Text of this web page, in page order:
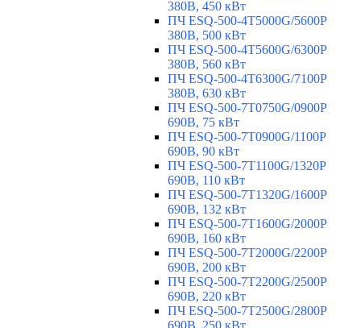
380В, 450 кВт
ПЧ ESQ-500-4T5000G/5600P
380В, 500 кВт
ПЧ ESQ-500-4T5600G/6300P
380В, 560 кВт
ПЧ ESQ-500-4T6300G/7100P
380В, 630 кВт
ПЧ ESQ-500-7T0750G/0900P
690В, 75 кВт
ПЧ ESQ-500-7T0900G/1100P
690В, 90 кВт
ПЧ ESQ-500-7T1100G/1320P
690В, 110 кВт
ПЧ ESQ-500-7T1320G/1600P
690В, 132 кВт
ПЧ ESQ-500-7T1600G/2000P
690В, 160 кВт
ПЧ ESQ-500-7T2000G/2200P
690В, 200 кВт
ПЧ ESQ-500-7T2200G/2500P
690В, 220 кВт
ПЧ ESQ-500-7T2500G/2800P